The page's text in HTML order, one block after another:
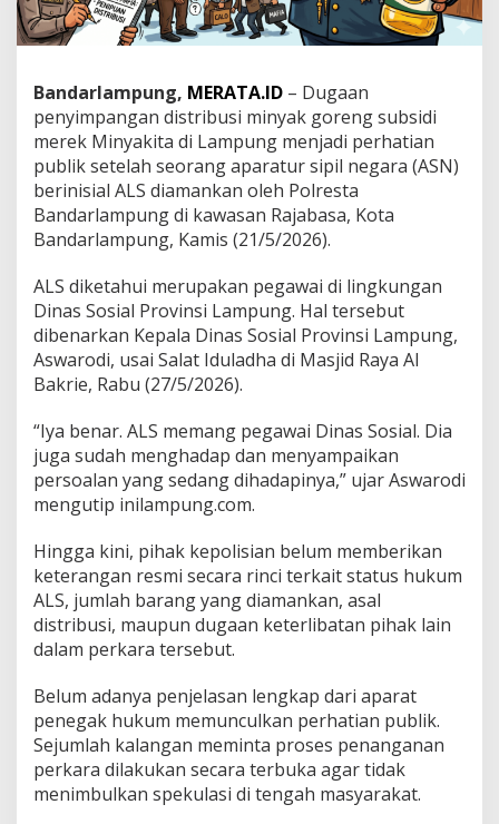
M
a
a
P
a
n
g
a
n
,
t
e
r
b
u
k
a
n
K
s
s
M
i
n
y
a
i
t
a
m
Bandarlampung, MERATA.ID – Dugaan
penyimpangan distribusi minyak goreng subsidi
merek Minyakita di Lampung menjadi perhatian
publik setelah seorang aparatur sipil negara (ASN)
berinisial ALS diamankan oleh Polresta
Bandarlampung di kawasan Rajabasa, Kota
Bandarlampung, Kamis (21/5/2026).
ALS diketahui merupakan pegawai di lingkungan
Dinas Sosial Provinsi Lampung. Hal tersebut
dibenarkan Kepala Dinas Sosial Provinsi Lampung,
Aswarodi, usai Salat Iduladha di Masjid Raya Al
Bakrie, Rabu (27/5/2026).
“Iya benar. ALS memang pegawai Dinas Sosial. Dia
juga sudah menghadap dan menyampaikan
persoalan yang sedang dihadapinya,” ujar Aswarodi
mengutip inilampung.com.
Hingga kini, pihak kepolisian belum memberikan
keterangan resmi secara rinci terkait status hukum
ALS, jumlah barang yang diamankan, asal
distribusi, maupun dugaan keterlibatan pihak lain
dalam perkara tersebut.
Belum adanya penjelasan lengkap dari aparat
penegak hukum memunculkan perhatian publik.
Sejumlah kalangan meminta proses penanganan
perkara dilakukan secara terbuka agar tidak
menimbulkan spekulasi di tengah masyarakat.